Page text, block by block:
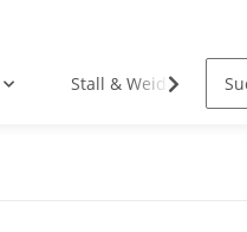
Stall & Weide